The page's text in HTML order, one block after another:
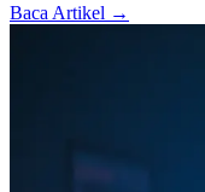
Baca Artikel →